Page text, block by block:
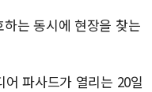
는 동시에 현장을 찾는
파사드가 열리는 20일